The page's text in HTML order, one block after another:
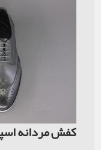
کفش مردانه اسپرت